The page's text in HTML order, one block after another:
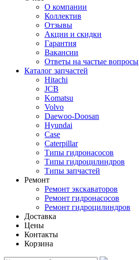
О компании
Коллектив
Отзывы
Акции и скидки
Гарантия
Вакансии
Ответы на частые вопросы
Каталог запчастей
Hitachi
JCB
Komatsu
Volvo
Daewoo-Doosan
Hyundai
Case
Caterpillar
Типы гидронасосов
Типы гидроцилиндров
Типы запчастей
Ремонт
Ремонт экскаваторов
Ремонт гидронасосов
Ремонт гидроцилиндров
Доставка
Цены
Контакты
Корзина